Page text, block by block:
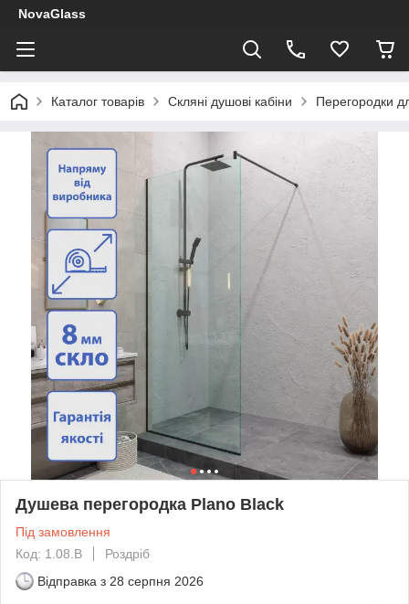
NovaGlass
Каталог товарів Скляні душові кабіни Перегородки
Душева перегородка Plano Black
Під замовлення
Код: 1.08.B
Роздріб
Відправка з 28 серпня 2026